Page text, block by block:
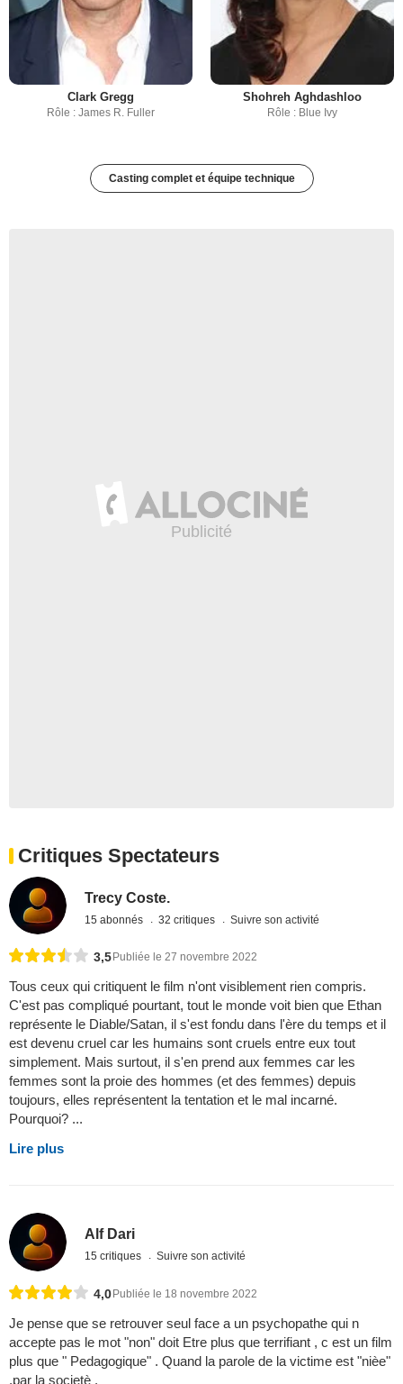
Clark Gregg
Rôle : James R. Fuller
Shohreh Aghdashloo
Rôle : Blue Ivy
Casting complet et équipe technique
Critiques Spectateurs
Trecy Coste.
15 abonnés 32 critiques Suivre son activité
3,5 Publiée le 27 novembre 2022
Tous ceux qui critiquent le film n'ont visiblement rien compris.
C'est pas compliqué pourtant, tout le monde voit bien que Ethan
représente le Diable/Satan, il s'est fondu dans l'ère du temps et il
est devenu cruel car les humains sont cruels entre eux tout
simplement. Mais surtout, il s'en prend aux femmes car les
femmes sont la proie des hommes (et des femmes) depuis
toujours, elles représentent la tentation et le mal incarné.
Pourquoi? ...
Lire plus
Alf Dari
15 critiques Suivre son activité
4,0Publiée le 18 novembre 2022
Je pense que se retrouver seul face a un psychopathe qui n
accepte pas le mot "non" doit Etre plus que terrifiant , c est un film
plus que " Pedagogique" . Quand la parole de la victime est "nièe"
.par la societè .